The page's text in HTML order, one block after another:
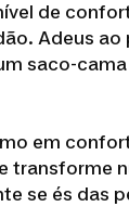
de
Adeus ao
saco-
em
transforme
se és das